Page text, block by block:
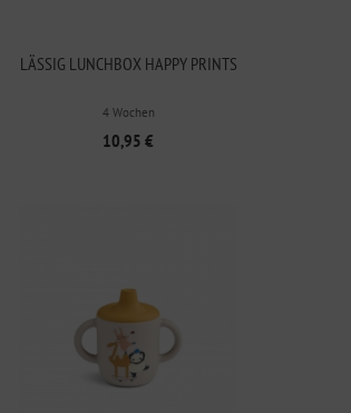
LÄSSIG LUNCHBOX HAPPY PRINTS
4 Wochen
10,95 €